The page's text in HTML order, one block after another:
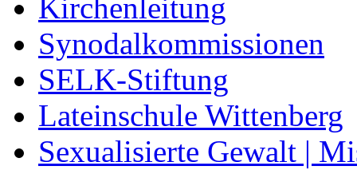
Kirchenleitung
Synodalkommissionen
SELK-Stiftung
Lateinschule Wittenberg
Sexualisierte Gewalt |